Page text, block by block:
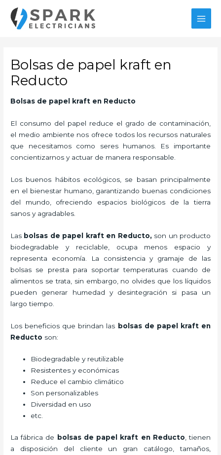
contenido
Bolsas de papel kraft en
Reducto
Bolsas de papel kraft en Reducto
El consumo del papel reduce el grado de contaminación,
el medio ambiente nos ofrece todos los recursos naturales
que necesitamos como seres humanos. Es importante
concientizarnos y actuar de manera responsable.
Los buenos hábitos ecológicos, se basan principalmente
en el bienestar humano, garantizando buenas condiciones
del mundo, ofreciendo espacios biológicos de la tierra
sanos y agradables.
Las bolsas de papel kraft en Reducto, son un producto
biodegradable y reciclable, ocupa menos espacio y
representa economía. La consistencia y gramaje de las
bolsas se presta para soportar temperaturas cuando de
alimentos se trata, sin embargo, no olvides que los líquidos
pueden generar humedad y desintegración si pasa un
largo tiempo.
Los beneficios que brindan las bolsas de papel kraft en
Reducto son:
Biodegradable y reutilizable
Resistentes y económicas
Reduce el cambio climático
Son personalizables
Diversidad en uso
etc.
La fábrica de bolsas de papel kraft en Reducto , tienen
a disposición del cliente un gran catálogo, tamaños,